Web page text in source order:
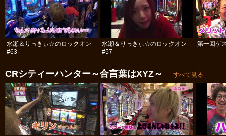
水瀬＆りっきぃ☆のロックオン
#63
水瀬＆りっきぃ☆のロックオン
#57
第一回ゲ
CRシティーハンター～合言葉はXYZ～ すべて見る